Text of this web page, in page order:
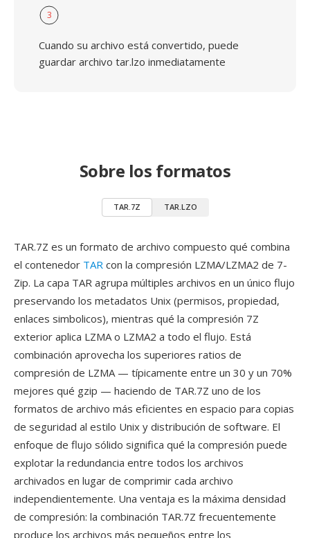
3
Cuando su archivo está convertido, puede
guardar archivo tar.lzo inmediatamente
Sobre los formatos
TAR.7Z TAR.LZO
TAR.7Z es un formato de archivo compuesto qué combina
el contenedor TAR con la compresión LZMA/LZMA2 de 7-
Zip. La capa TAR agrupa múltiples archivos en un único flujo
preservando los metadatos Unix (permisos, propiedad,
enlaces simbolicos), mientras qué la compresión 7Z
exterior aplica LZMA o LZMA2 a todo el flujo. Está
combinación aprovecha los superiores ratios de
compresión de LZMA — típicamente entre un 30 y un 70%
mejores qué gzip — haciendo de TAR.7Z uno de los
formatos de archivo más eficientes en espacio para copias
de seguridad al estilo Unix y distribución de software. El
enfoque de flujo sólido significa qué la compresión puede
explotar la redundancia entre todos los archivos
archivados en lugar de comprimir cada archivo
independientemente. Una ventaja es la máxima densidad
de compresión: la combinación TAR.7Z frecuentemente
produce los archivos más pequeños entre los